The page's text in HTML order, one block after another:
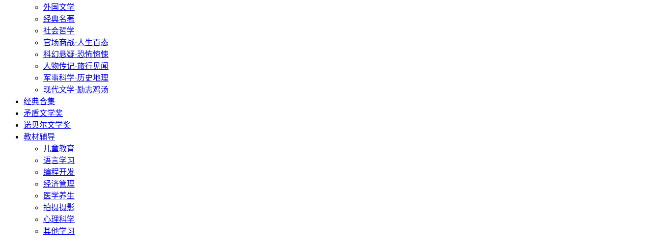
外国文学
经典名著
社会哲学
官场商战·人生百态
科幻悬疑·恐怖惊悚
人物传记·旅行见闻
军事科学·历史地理
现代文学·励志鸡汤
经典合集
矛盾文学奖
诺贝尔文学奖
教材辅导
儿童教育
语言学习
编程开发
经济管理
医学养生
拍摄摄影
心理科学
其他学习